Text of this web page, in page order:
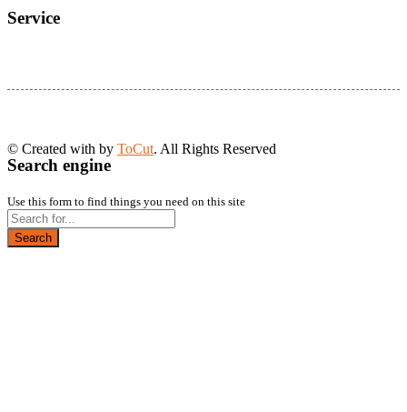
Service
© Created with by ToCut. All Rights Reserved
Search engine
Use this form to find things you need on this site
Search